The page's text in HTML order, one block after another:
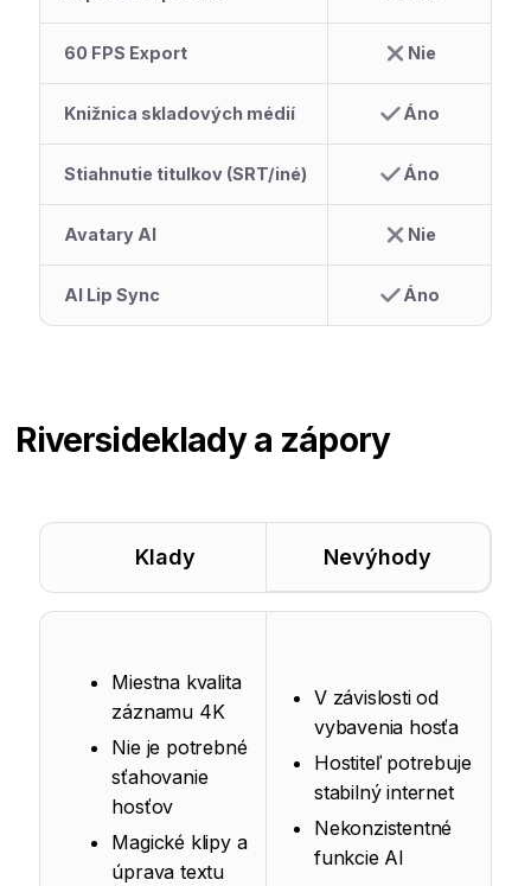
60 FPS Export Nie
Knižnica skladových médií Áno
Stiahnutie titulkov (SRT/iné) Áno
Avatary AI Nie
AI Lip Sync Áno
Riversideklady a zápory
Klady Nevýhody
Miestna kvalita
záznamu 4K
Nie je potrebné
sťahovanie
hosťov
Magické klipy a
úprava textu
V závislosti od
vybavenia hosťa
Hostiteľ potrebuje
stabilný internet
Nekonzistentné
funkcie AI